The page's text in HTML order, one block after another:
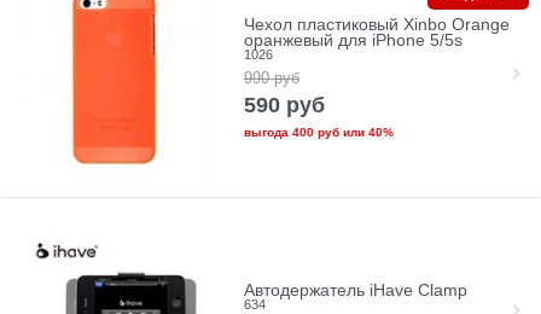
Чехол пластиковый Xinbo Orange
оранжевый для iPhone 5/5s
1026
990 руб
590 руб
выгода 400 рубили 40%
Автодержатель iHave Clamp
634